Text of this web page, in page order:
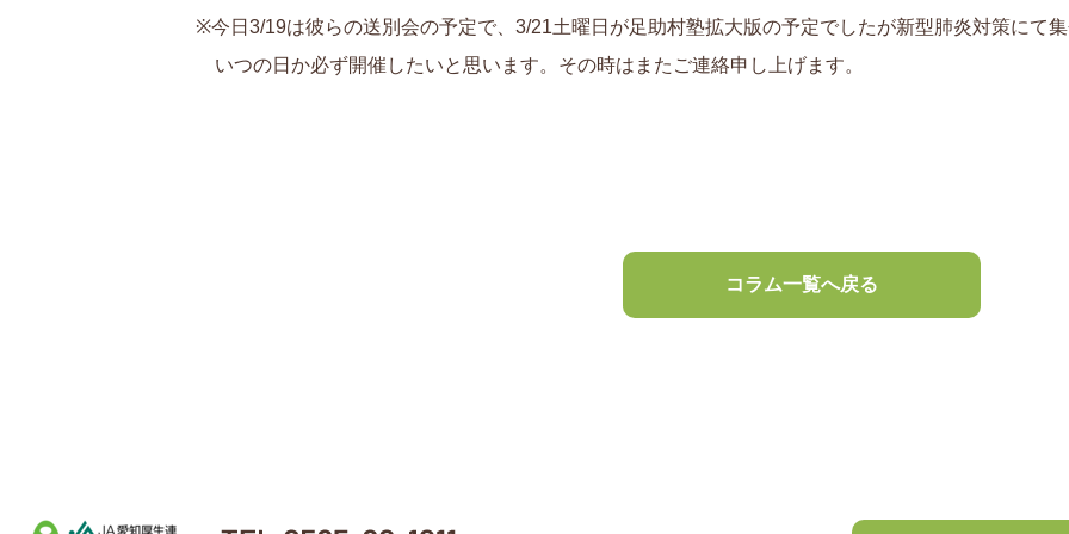
※今日3/19は彼らの送別会の予定で、3/21土曜日が足助村塾拡大版の予定でしたが新型肺炎対策にて集
いつの日か必ず開催したいと思います。その時はまたご連絡申し上げます。
コラム一覧へ戻る